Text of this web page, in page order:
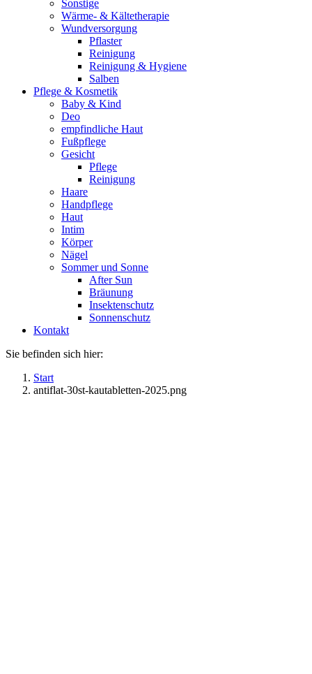
Sonstige
Wärme- & Kältetherapie
Wundversorgung
Pflaster
Reinigung
Reinigung & Hygiene
Salben
Pflege & Kosmetik
Baby & Kind
Deo
empfindliche Haut
Fußpflege
Gesicht
Pflege
Reinigung
Haare
Handpflege
Haut
Intim
Körper
Nägel
Sommer und Sonne
After Sun
Bräunung
Insektenschutz
Sonnenschutz
Kontakt
Sie befinden sich hier:
Start
antiflat-30st-kautabletten-2025.png